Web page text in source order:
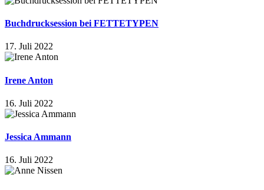
Buchdrucksession bei FETTETYPEN
17. Juli 2022
Irene Anton
16. Juli 2022
Jessica Ammann
16. Juli 2022